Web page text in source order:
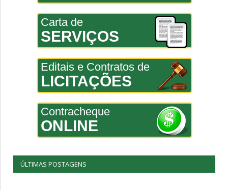
Carta de
SERVIÇOS
Editais e Contratos de
LICITAÇÕES
Contracheque
ONLINE
ÚLTIMAS POSTAGENS